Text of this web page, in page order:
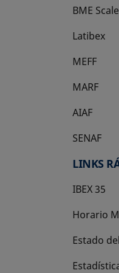
BME
se abre
Latibex
se abre
MEFF
se abre
MARF
AIAF
SENAF
LINKS
IBEX 35
Horario
Estado